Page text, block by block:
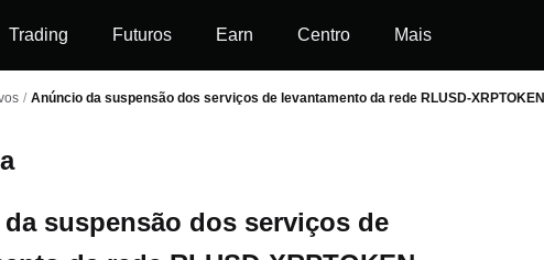
Trading Futuros Earn Centro Mais
/ Anúncio da suspensão dos serviços de levantamento da rede RLUSD-XRPTOKEN
suspensão dos serviços de